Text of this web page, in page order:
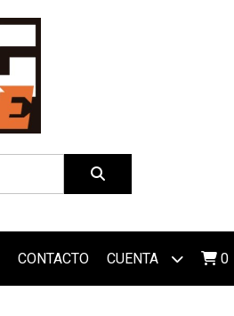
CONTACTO CUENTA 0